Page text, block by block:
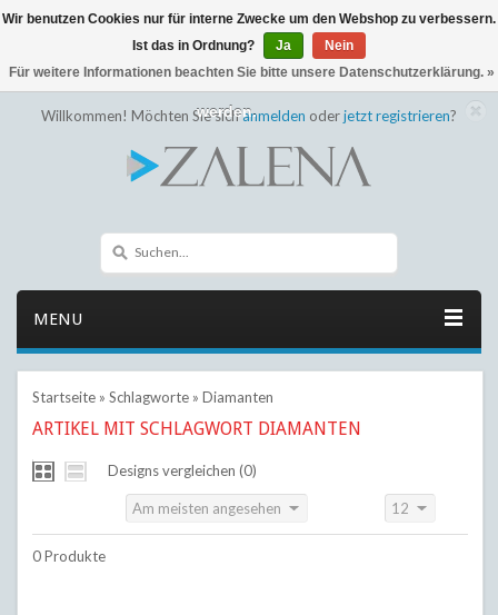
Willkommen! Möchten Sie sichanmelden oderjetzt registrieren?
MENU
Startseite» Schlagworte» Diamanten
ARTIKEL MIT SCHLAGWORT DIAMANTEN
Designs vergleichen (0)
Am meisten angesehen 12
0 Produkte
Wir benutzen Cookies nur für interne Zwecke um den Webshop zu verbessern.
Ist das in Ordnung?
Ja
Nein
Für weitere Informationen beachten Sie bitte unsere Datenschutzerklärung. »
← Zurück zum BackofficeDieser Shop befindet sich im Aufbau
Eventuell können nicht alle Bestellungen eingehalten oder erfüllt
werden.